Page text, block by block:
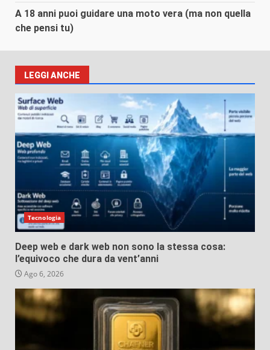
A 18 anni puoi guidare una moto vera (ma non quella
che pensi tu)
LEGGI ANCHE
Tecnologia
Deep web e dark web non sono la stessa cosa:
l’equivoco che dura da vent’anni
Ago 6, 2026